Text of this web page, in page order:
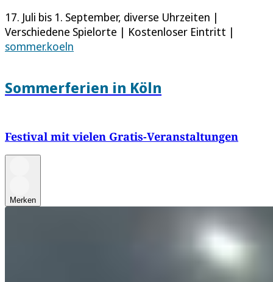
17. Juli bis 1. September, diverse Uhrzeiten |
Verschiedene Spielorte | Kostenloser Eintritt |
sommer.koeln
Sommerferien in Köln
Festival mit vielen Gratis-Veranstaltungen
Merken